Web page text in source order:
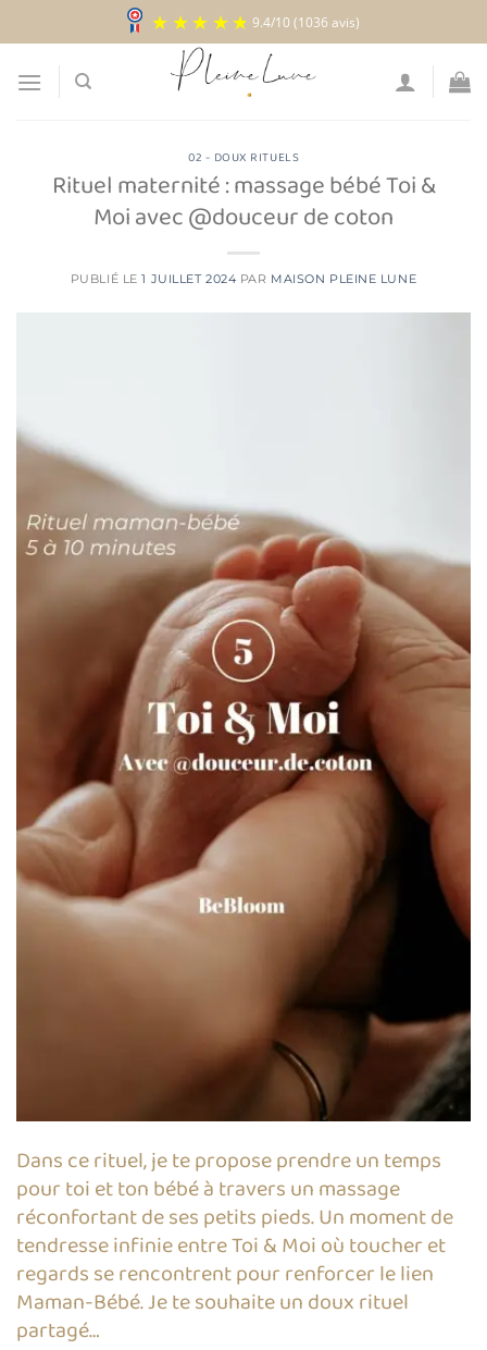
au
contenu
9.4/10(1036 avis)
02 - DOUX RITUELS
Rituel maternité : massage bébé Toi &
Moi avec @douceur de coton
PUBLIÉ LE1 JUILLET 2024 PAR MAISON PLEINE LUNE
Dans ce rituel, je te propose prendre un temps
pour toi et ton bébé à travers un massage
réconfortant de ses petits pieds. Un moment de
tendresse infinie entre Toi & Moi où toucher et
regards se rencontrent pour renforcer le lien
Maman-Bébé. Je te souhaite un doux rituel
partagé…